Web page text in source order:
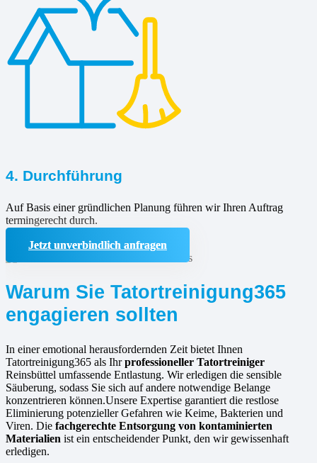
4. Durchführung
Auf Basis einer gründlichen Planung führen wir Ihren Auftrag
termingerecht durch.
Jetzt unverbindlich anfragen
Warum Sie Tatortreinigung365
engagieren sollten
In einer emotional herausfordernden Zeit bietet Ihnen
Tatortreinigung365 als Ihrprofessioneller Tatortreiniger
Reinsbüttel umfassende Entlastung. Wir erledigen die sensible
Säuberung, sodass Sie sich auf andere notwendige Belange
konzentrieren können.Unsere Expertise garantiert die restlose
Eliminierung potenzieller Gefahren wie Keime, Bakterien und
Viren. Die fachgerechte Entsorgung von kontaminierten
Materialien ist ein entscheidender Punkt, den wir gewissenhaft
erledigen.